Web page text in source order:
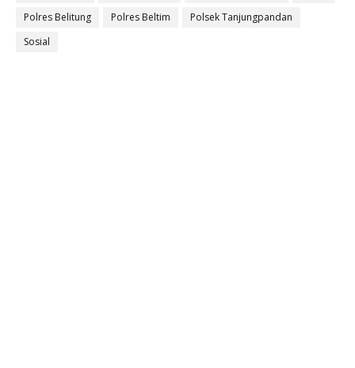
Polres Belitung
Polres Beltim
Polsek Tanjungpandan
Sosial